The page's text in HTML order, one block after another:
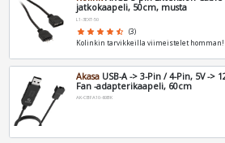
jatkokaapeli, 50cm, musta
L1-3EXT-50
star star star star star_half (3)
Kolinkin tarvikkeilla viimeistelet homman!
Akasa USB-A -> 3-Pin / 4-Pin, 5V ->
Fan -adapterikaapeli, 60cm
AK-CBFA10-60BK